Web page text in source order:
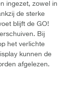
ingezet, zowel in
de sterke
blijft de GO!
Bij
het verlichte
kunnen de
afgelezen.